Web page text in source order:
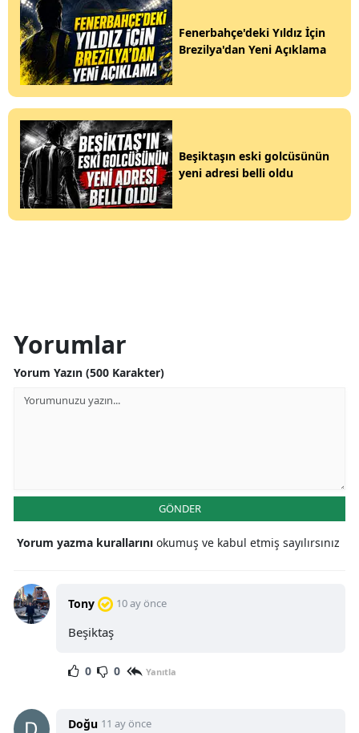
Fenerbahçe'deki Yıldız İçin
Brezilya'dan Yeni Açıklama
Beşiktaşın eski golcüsünün
yeni adresi belli oldu
Yorumlar
Yorum Yazın (500 Karakter)
GÖNDER
Yorum yazma kurallarını okumuş ve kabul etmiş sayılırsınız
Tony 10 ay önce
Beşiktaş
0 0 Yanıtla
Doğu 11 ay önce